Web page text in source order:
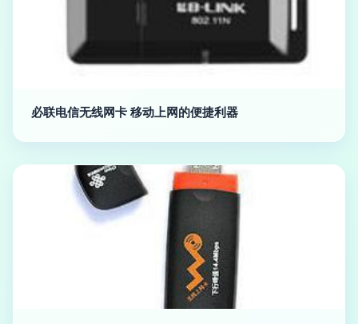
必联电信无线网卡 移动上网的便捷利器